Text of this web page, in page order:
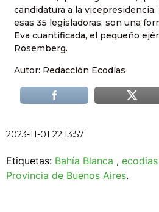
candidatura a la
esas 35 legisladoras, son una
Eva cuantificada, el pequeño
Rosemberg.
Autor: Redacción Ecodías
2023-11-01 22:13:57
Etiquetas: Bahía Blanca , ecodias
Provincia de Buenos Aires.